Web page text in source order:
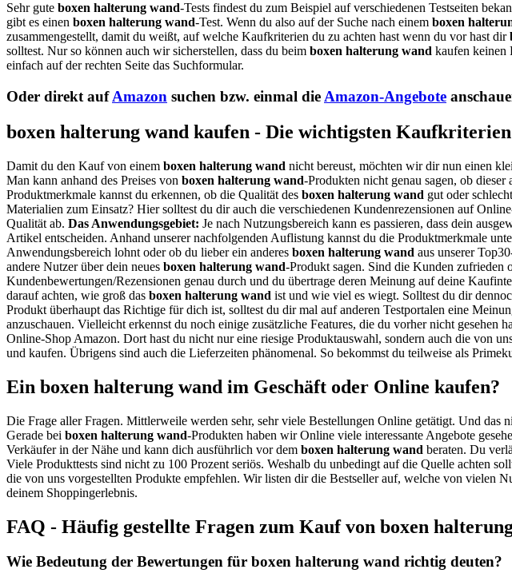
Sehr gute boxen halterung wand-Tests findest du zum Beispiel auf verschiedenen Testseiten
gibt es einen boxen halterung wand-Test. Wenn du also auf der Suche nach einem boxen
zusammengestellt, damit du weißt, auf welche Kaufkriterien du zu achten hast wenn du vor hast dir
solltest. Nur so können auch wir sicherstellen, dass du beim boxen halterung wand kaufen keinen
einfach auf der rechten Seite das Suchformular.
Oder direkt aufAmazon suchen bzw. einmal die Amazon-Angebote
boxen halterung wand kaufen - Die wichtigsten
Damit du den Kauf von einem boxen halterung wand nicht bereust, möchten wir dir nun einen
Man kann anhand des Preises von boxen halterung wand-Produkten nicht genau sagen, ob
Produktmerkmale kannst du erkennen, ob die Qualität des boxen halterung wand gut oder
Materialien zum Einsatz? Hier solltest du dir auch die verschiedenen Kundenrezensionen auf
Qualität ab. Das Anwendungsgebiet: Je nach Nutzungsbereich kann es passieren, dass dein
Artikel entscheiden. Anhand unserer nachfolgenden Auflistung kannst du die Produktmerkmale
Anwendungsbereich lohnt oder ob du lieber ein anderes boxen halterung wand aus unserer
andere Nutzer über dein neues boxen halterung wand-Produkt sagen. Sind die Kunden zufrieden
Kundenbewertungen/Rezensionen genau durch und du übertrage deren Meinung auf deine
darauf achten, wie groß das boxen halterung wand ist und wie viel es wiegt. Solltest du dir
Produkt überhaupt das Richtige für dich ist, solltest du dir mal auf anderen Testportalen eine
anzuschauen. Vielleicht erkennst du noch einige zusätzliche Features, die du vorher nicht gesehen
Online-Shop Amazon. Dort hast du nicht nur eine riesige Produktauswahl, sondern auch die von
und kaufen. Übrigens sind auch die Lieferzeiten phänomenal. So bekommst du teilweise als
Ein boxen halterung wand im Geschäft oder Online kaufen?
Die Frage aller Fragen. Mittlerweile werden sehr, sehr viele Bestellungen Online getätigt. Und
Gerade bei boxen halterung wand-Produkten haben wir Online viele interessante Angebote
Verkäufer in der Nähe und kann dich ausführlich vor dem boxen halterung wand beraten. Du
Viele Produkttests sind nicht zu 100 Prozent seriös. Weshalb du unbedingt auf die Quelle achten
die von uns vorgestellten Produkte empfehlen. Wir listen dir die Bestseller auf, welche von vielen
deinem Shoppingerlebnis.
FAQ - Häufig gestellte Fragen zum Kauf von boxen
Wie Bedeutung der Bewertungen für boxen halterung wand richtig deuten?